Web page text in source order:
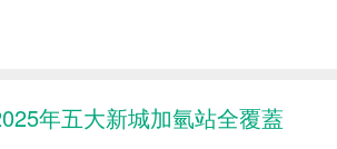
年五大新城加氫站全覆蓋